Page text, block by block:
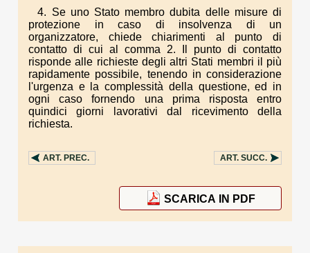
4. Se uno Stato membro dubita delle misure di
protezione in caso di insolvenza di un
organizzatore, chiede chiarimenti al punto di
contatto di cui al comma 2. Il punto di contatto
risponde alle richieste degli altri Stati membri il più
rapidamente possibile, tenendo in considerazione
l'urgenza e la complessità della questione, ed in
ogni caso fornendo una prima risposta entro
quindici giorni lavorativi dal ricevimento della
richiesta.
ART. PREC. ART. SUCC.
SCARICA IN PDF